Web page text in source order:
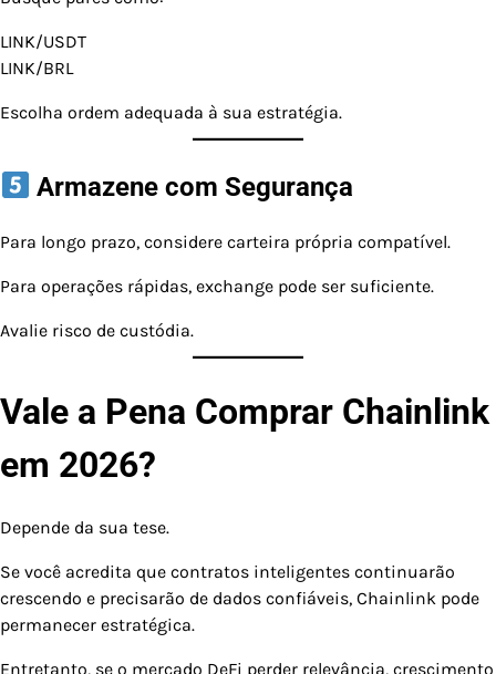
LINK/USDT
LINK/BRL
Escolha ordem adequada à sua estratégia.
Armazene com Segurança
Para longo prazo, considere carteira própria compatível.
Para operações rápidas, exchange pode ser suficiente.
Avalie risco de custódia.
Vale a Pena Comprar Chainlink
em 2026?
Depende da sua tese.
Se você acredita que contratos inteligentes continuarão
crescendo e precisarão de dados confiáveis, Chainlink pode
permanecer estratégica.
Entretanto, se o mercado DeFi perder relevância, crescimento